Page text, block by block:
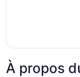
À propos